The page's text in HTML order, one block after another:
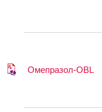
Омепразол-OBL